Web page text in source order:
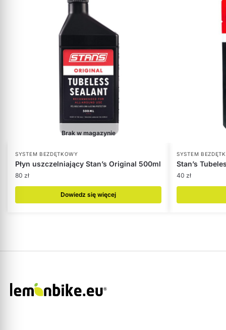
Brak w magazynie
SYSTEM BEZDĘTKOWY
Płyn uszczelniający Stan’s Original 500ml
80 zł
Dowiedz się więcej
SYSTEM
Stan’s
40 zł